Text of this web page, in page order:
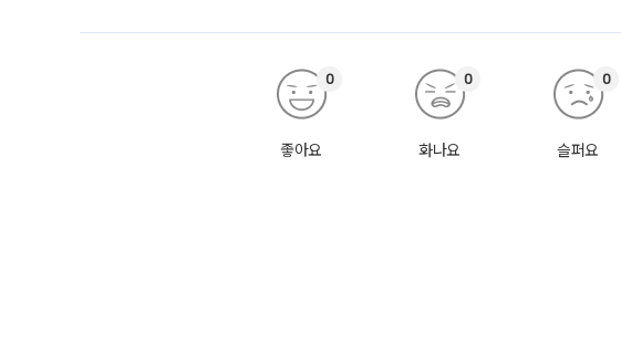
좋아요
0
화나요
0
슬퍼요
0